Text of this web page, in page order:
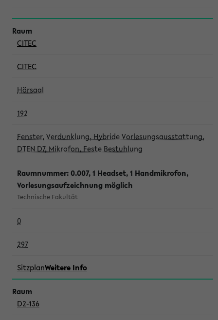
CITEC
CITEC
Hörsaal
192
Fenster, Verdunklung, Hybride Vorlesungsausstattung,
DTEN D7, Mikrofon, Feste Bestuhlung
Raumnummer: 0.007, 1 Headset, 1 Handmikrofon,
Vorlesungsaufzeichnung möglich
Technische Fakultät
0
297
SitzplanWeitere Info
D2-136